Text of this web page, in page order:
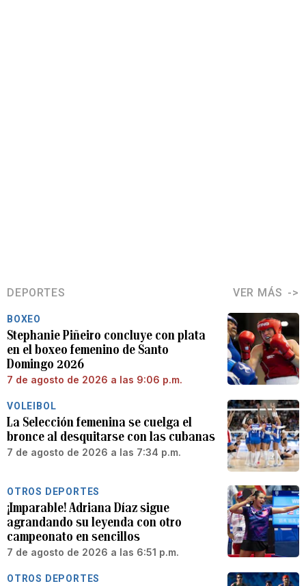
DEPORTES VER MÁS
BOXEO
Stephanie Piñeiro concluye con plata
en el boxeo femenino de Santo
Domingo 2026
7 de agosto de 2026 a las 9:06 p.m.
VOLEIBOL
La Selección femenina se cuelga el
bronce al desquitarse con las cubanas
7 de agosto de 2026 a las 7:34 p.m.
OTROS DEPORTES
¡Imparable! Adriana Díaz sigue
agrandando su leyenda con otro
campeonato en sencillos
7 de agosto de 2026 a las 6:51 p.m.
OTROS DEPORTES